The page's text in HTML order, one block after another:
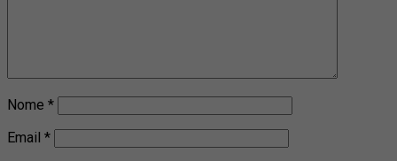
Nome *
Email *